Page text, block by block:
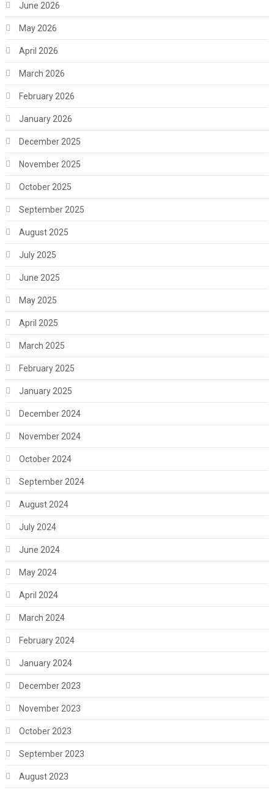
June 2026
May 2026
April 2026
March 2026
February 2026
January 2026
December 2025
November 2025
October 2025
September 2025
August 2025
July 2025
June 2025
May 2025
April 2025
March 2025
February 2025
January 2025
December 2024
November 2024
October 2024
September 2024
August 2024
July 2024
June 2024
May 2024
April 2024
March 2024
February 2024
January 2024
December 2023
November 2023
October 2023
September 2023
August 2023